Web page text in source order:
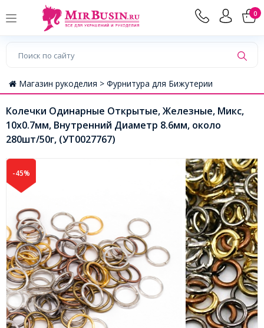
0
Магазин рукоделия > Фурнитура для Бижутерии
Колечки Одинарные Открытые, Железные, Микс,
10х0.7мм, Внутренний Диаметр 8.6мм, около
280шт/50г, (УТ0027767)
-45%